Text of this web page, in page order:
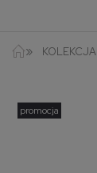
» KOLEKCJA
promocja